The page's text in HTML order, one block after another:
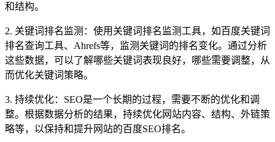
和结构。
2. 关键词排名监测：使用关键词排名监测工具，如百度关键词
排名查询工具、Ahrefs等，监测关键词的排名变化。通过分析
这些数据，可以了解哪些关键词表现良好，哪些需要调整，从
而优化关键词策略。
3. 持续优化：SEO是一个长期的过程，需要不断的优化和调
整。根据数据分析的结果，持续优化网站内容、结构、外链策
略等，以保持和提升网站的百度SEO排名。